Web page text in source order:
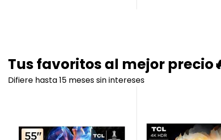
Tus favoritos al mejor
Difiere hasta 15 meses sin intereses